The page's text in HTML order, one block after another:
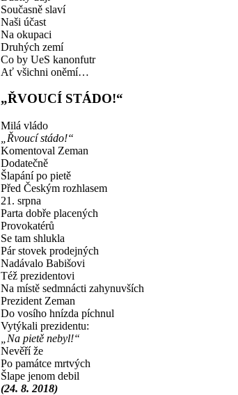
Současně slaví
Naši účast
Na okupaci
Druhých zemí
Co by UeS kanonfutr
Ať všichni oněmí…
„ŘVOUCÍ STÁDO!“
Milá vládo
„Řvoucí stádo!“
Komentoval Zeman
Dodatečně
Šlapání po pietě
Před Českým rozhlasem
21. srpna
Parta dobře placených
Provokatérů
Se tam shlukla
Pár stovek prodejných
Nadávalo Babišovi
Též prezidentovi
Na místě sedmnácti zahynuvších
Prezident Zeman
Do vosího hnízda píchnul
Vytýkali prezidentu:
„Na pietě nebyl!“
Nevěří že
Po památce mrtvých
Šlape jenom debil
(24. 8. 2018)